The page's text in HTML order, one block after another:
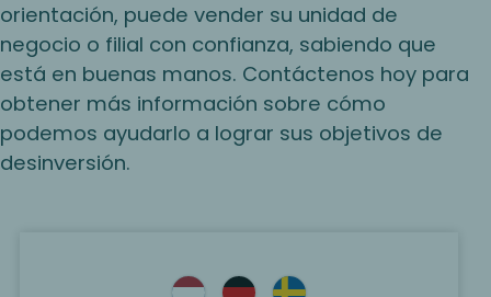
orientación, puede vender su unidad de
negocio o filial con confianza, sabiendo que
está en buenas manos. Contáctenos hoy para
obtener más información sobre cómo
podemos ayudarlo a lograr sus objetivos de
desinversión.